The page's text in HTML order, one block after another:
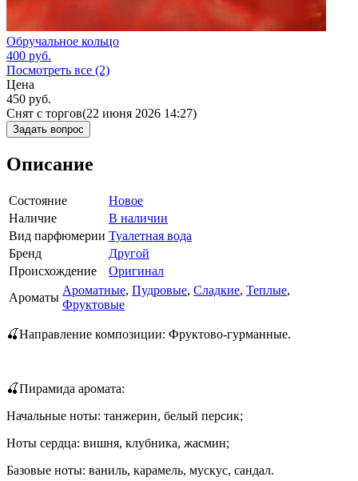
Обручальное кольцо
400 руб.
Посмотреть все (2)
Цена
450 руб.
Снят с торгов(22 июня 2026 14:27)
Задать вопрос
Описание
Состояние
Новое
Наличие
В наличии
Вид парфюмерии Туалетная вода
Бренд
Другой
Происхождение
Оригинал
Ароматы
Ароматные, Пудровые, Сладкие, Теплые,
Фруктовые
🍒Направление композиции: Фруктово-гурманные.
🍒Пирамида аромата:
Начальные ноты: танжерин, белый персик;
Ноты сердца: вишня, клубника, жасмин;
Базовые ноты: ваниль, карамель, мускус, сандал.